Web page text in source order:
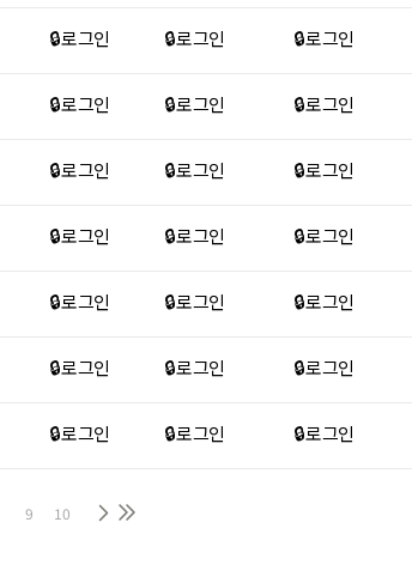
🔒 로그인 🔒 로그인 🔒 로그인
🔒 로그인 🔒 로그인 🔒 로그인
🔒 로그인 🔒 로그인 🔒 로그인
🔒 로그인 🔒 로그인 🔒 로그인
🔒 로그인 🔒 로그인 🔒 로그인
🔒 로그인 🔒 로그인 🔒 로그인
🔒 로그인 🔒 로그인 🔒 로그인
9 10